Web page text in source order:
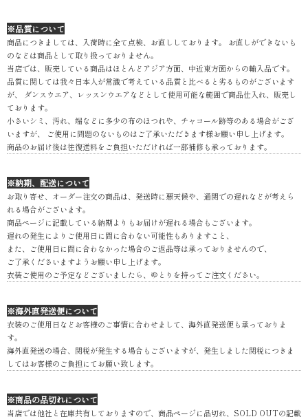
※品質について
商品につきましては、入荷時に全て点検、お直ししております。 お直しができないも
のなどは商品として取り扱っておりません。
当店では、販売している商品はほとんどアジア方面、中近東方面からの輸入品です。
品質に関しては我々日本人が常識で考えている品質と比べると劣るものがございます
が、 ダンスウエア、レッスンウエアなどとして使用可能な範囲で商品仕入れ、販売し
ております。
小さいシミ、汚れ、端などに多少の布のほつれや、チャコール跡等のある場合がござ
いますが、 ご使用に問題のないものはご了承いただきます様お願い申し上げます。
商品のお届け後は往復送料をご負担いただければ一部補修も承っております。
※納期、配送について
お取り寄せ、オーダー注文の商品は、発送時に悪天候や、通関での遅れなどが考えら
れる場合がございます。
商品ページに記載している納期よりもお届けが遅れる場合もございます。
遅れの発生によりご使用日に間に合わない可能性もありますこと、
また、ご使用日に間に合わなかった場合のご返品等は承っておりませんので、
ご了承くださいますようお願い申し上げます。
衣装ご使用のご予定などございましたら、ゆとりを持ってご注文ください。
※海外直発送便について
衣装のご使用日などお客様のご事情に合わせまして、海外直発送便も承っておりま
す。
海外直発送の場合、関税が発生する場合もございますが、発生しました関税につきま
してはお客様のご負担にてお願い致します。
※商品の品切れについて
当店では他社と在庫共有しておりますので、商品ページに品切れ、SOLD OUTの記載